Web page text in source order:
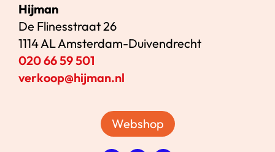
Hijman
De Flinesstraat 26
1114 AL Amsterdam-Duivendrecht
020 66 59 501
verkoop@hijman.nl
Webshop